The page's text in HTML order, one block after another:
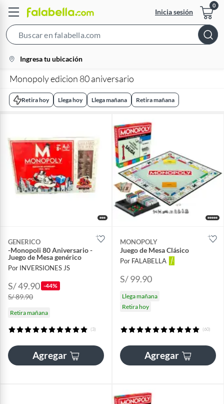
Inicia sesión
Bar
location-
icon
Ingresa tu ubicación
Monopoly edicion 80 aniversario
Retira hoy Llega hoy Llega mañana Retira mañana
GENERICO
-Monopoli 80 Aniversario -
Juego de Mesa genérico
Por INVERSIONES JS
S/ 49.90 -44%
S/ 89.90
Retira mañana
(3)
Agregar
MONOPOLY
Juego de Mesa Clásico
Por FALABELLA
S/ 99.90
Llega mañana
Retira hoy
(60)
Agregar